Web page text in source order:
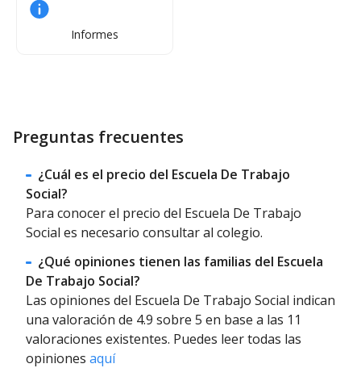
Informes
Preguntas frecuentes
¿Cuál es el precio del Escuela De Trabajo
Social?
Para conocer el precio del Escuela De Trabajo
Social es necesario consultar al colegio.
¿Qué opiniones tienen las familias del Escuela
De Trabajo Social?
Las opiniones del Escuela De Trabajo Social indican
una valoración de 4.9 sobre 5 en base a las 11
valoraciones existentes. Puedes leer todas las
opiniones aquí